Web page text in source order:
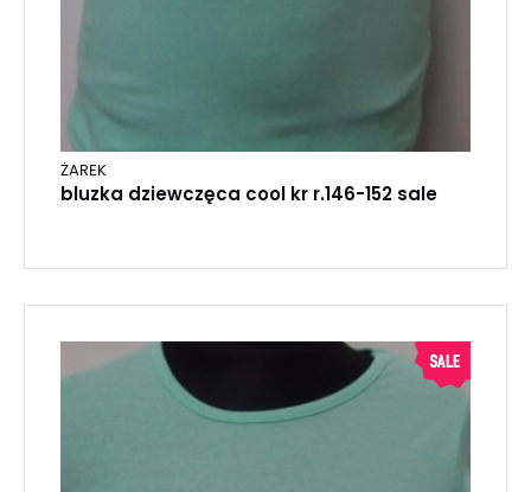
ŻAREK
bluzka dziewczęca cool kr r.146-152 sale